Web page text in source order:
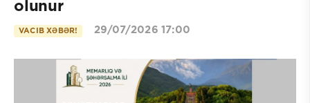
olunur
VACIB XƏBƏR! 29/07/2026 17:00